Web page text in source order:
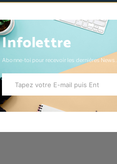
Infolettre
Abonne-toi pour recevoir les dernières News.